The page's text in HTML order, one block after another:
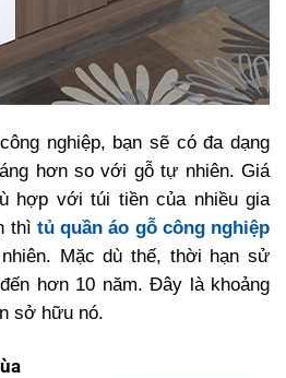
nghiệp, bạn sẽ có đa dạng
hơn so với gỗ tự nhiên. Giá
hợp với túi tiền của nhiều gia
thì tủ quần áo gỗ công nghiệp
Mặc dù thế, thời hạn sử
hơn 10 năm. Đây là khoảng
sở hữu nó.